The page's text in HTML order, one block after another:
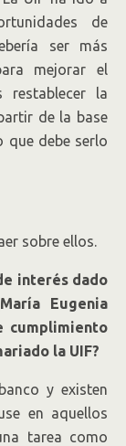
de
ser más
mejorar el
restablecer la
de la base
que debe serlo
sobre ellos.
interés dado
Eugenia
cumplimiento
la UIF?
y existen
en aquellos
tarea como